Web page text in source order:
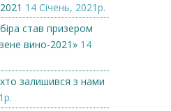
14 Січень, 2021р.
став призером
вино-2021» 14
залишився з нами